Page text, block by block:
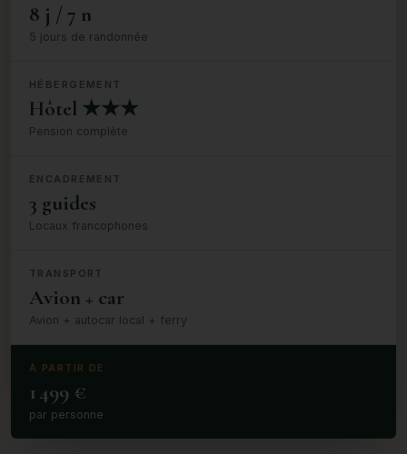
8 j / 7 n
5 jours de randonnée
HÉBERGEMENT
Hôtel ★★★
Pension complète
ENCADREMENT
3 guides
Locaux francophones
TRANSPORT
Avion + car
Avion + autocar local + ferry
À PARTIR DE
1 499 €
par personne